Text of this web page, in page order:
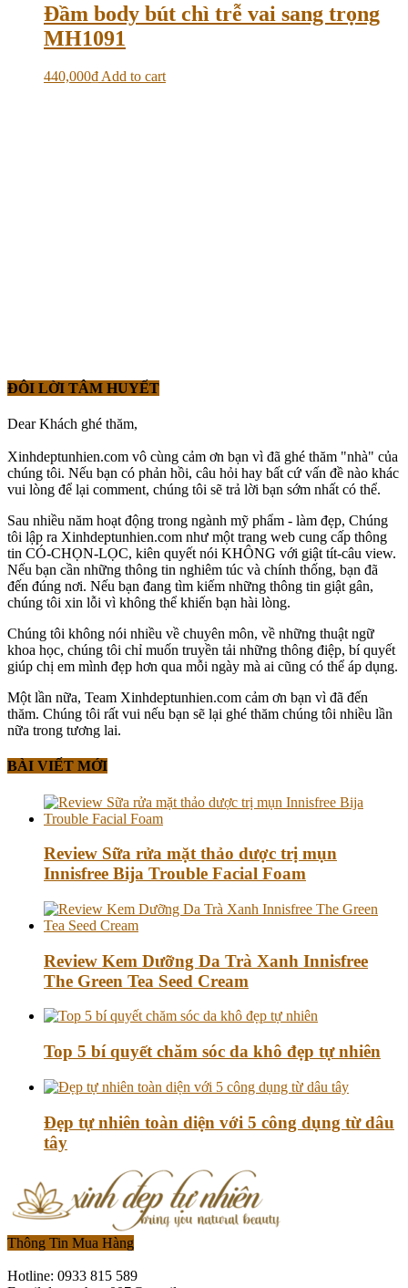
Đầm body bút chì trễ vai sang trọng
MH1091
440,000₫Add to cart
ĐÔI LỜI TÂM HUYẾT
Dear Khách ghé thăm,
Xinhdeptunhien.com vô cùng cảm ơn bạn vì đã ghé thăm "nhà" của
chúng tôi. Nếu bạn có phản hồi, câu hỏi hay bất cứ vấn đề nào khác
vui lòng để lại comment, chúng tôi sẽ trả lời bạn sớm nhất có thể.
Sau nhiều năm hoạt động trong ngành mỹ phẩm - làm đẹp, Chúng
tôi lập ra Xinhdeptunhien.com như một trang web cung cấp thông
tin CÓ-CHỌN-LỌC, kiên quyết nói KHÔNG với giật tít-câu view.
Nếu bạn cần những thông tin nghiêm túc và chính thống, bạn đã
đến đúng nơi. Nếu bạn đang tìm kiếm những thông tin giật gân,
chúng tôi xin lỗi vì không thể khiến bạn hài lòng.
Chúng tôi không nói nhiều về chuyên môn, về những thuật ngữ
khoa học, chúng tôi chỉ muốn truyền tải những thông điệp, bí quyết
giúp chị em mình đẹp hơn qua mỗi ngày mà ai cũng có thể áp dụng.
Một lần nữa, Team Xinhdeptunhien.com cảm ơn bạn vì đã đến
thăm. Chúng tôi rất vui nếu bạn sẽ lại ghé thăm chúng tôi nhiều lần
nữa trong tương lai.
BÀI VIẾT MỚI
Review Sữa rửa mặt thảo dược trị mụn
Innisfree Bija Trouble Facial Foam
Review Kem Dưỡng Da Trà Xanh Innisfree
The Green Tea Seed Cream
Top 5 bí quyết chăm sóc da khô đẹp tự nhiên
Đẹp tự nhiên toàn diện với 5 công dụng từ dâu
tây
Thông Tin Mua Hàng
Hotline: 0933 815 589